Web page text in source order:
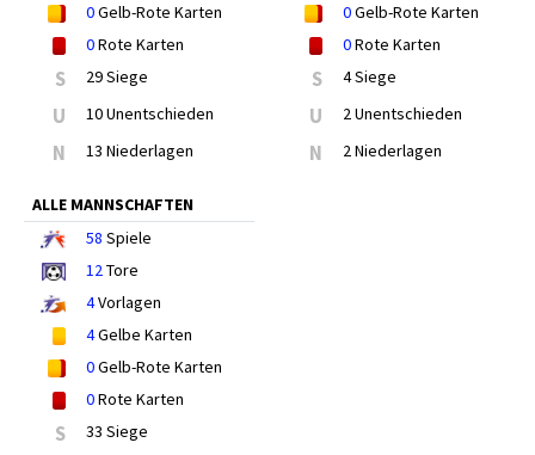
0Gelb-Rote Karten
0Rote Karten
S 29 Siege
U 10 Unentschieden
N 13 Niederlagen
0Gelb-Rote Karten
0Rote Karten
S 4 Siege
U 2 Unentschieden
N 2 Niederlagen
ALLE MANNSCHAFTEN
58 Spiele
12Tore
4Vorlagen
4Gelbe Karten
0Gelb-Rote Karten
0Rote Karten
S 33 Siege